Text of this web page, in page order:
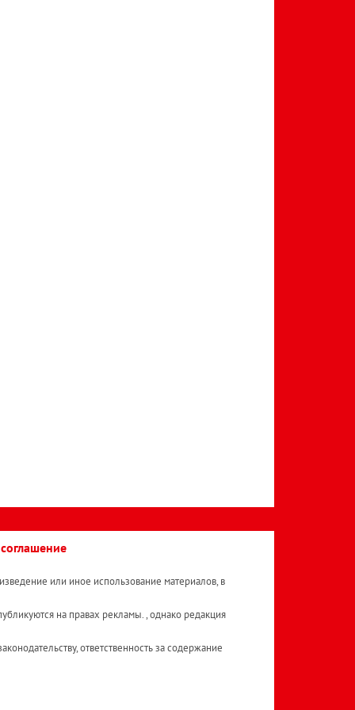
или иное использование материалов, в
на правах рекламы. , однако редакция
ответственность за содержание